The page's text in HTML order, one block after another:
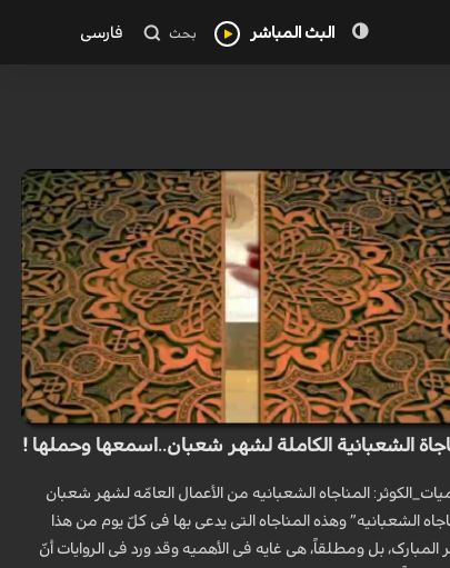
البث المباشر بحث فارسی
الشعبانية الكاملة لشهر شعبان..اسمعها وحملها !
المناجاه الشعبانیه من الأعمال العامّه لشهر شعبان
الشعبانیه” وهذه المناجاه التی یدعى بها فی کلّ یوم من هذا
المبارک، بل ومطلقاً، هی غایه فی الأهمیه وقد ورد فی الروایات أنّ